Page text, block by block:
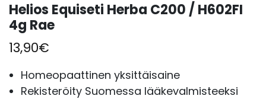
Helios Equiseti Herba C200 / H602FI
4g Rae
13,90€
Homeopaattinen yksittäisaine
Rekisteröity Suomessa lääkevalmisteeksi